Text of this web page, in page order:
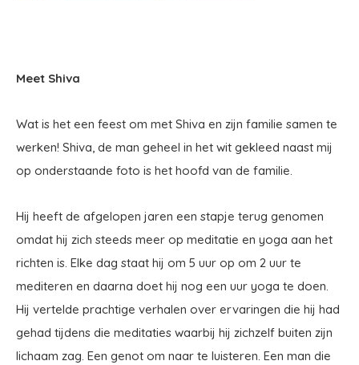
Meet Shiva
Wat is het een feest om met Shiva en zijn familie samen te
werken! Shiva, de man geheel in het wit gekleed naast mij
op onderstaande foto is het hoofd van de familie.
Hij heeft de afgelopen jaren een stapje terug genomen
omdat hij zich steeds meer op meditatie en yoga aan het
richten is. Elke dag staat hij om 5 uur op om 2 uur te
mediteren en daarna doet hij nog een uur yoga te doen.
Hij vertelde prachtige verhalen over ervaringen die hij had
gehad tijdens die meditaties waarbij hij zichzelf buiten zijn
lichaam zag. Een genot om naar te luisteren. Een man die